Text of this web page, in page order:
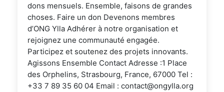
dons mensuels. Ensemble, faisons de grandes
choses. Faire un don Devenons membres
d’ONG Ylla Adhérer à notre organisation et
rejoignez une communauté engagée.
Participez et soutenez des projets innovants.
Agissons Ensemble Contact Adresse :1 Place
des Orphelins, Strasbourg, France, 67000 Tel :
+33 7 89 35 60 04 Email : contact@ongylla.org